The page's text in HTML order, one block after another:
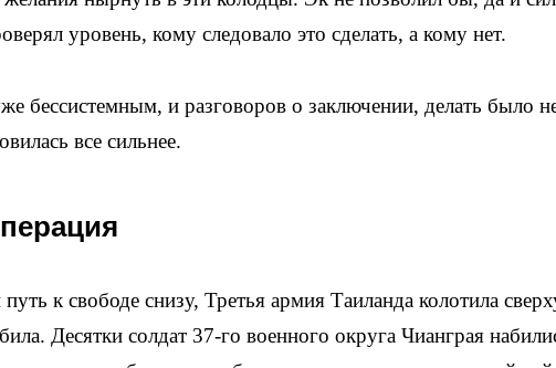
уровень, кому следовало это сделать, а кому нет.
бессистемным, и разговоров о заключении, делать было
все сильнее.
к свободе снизу, Третья армия Таиланда колотила
Десятки солдат 37-го военного округа Чианграя